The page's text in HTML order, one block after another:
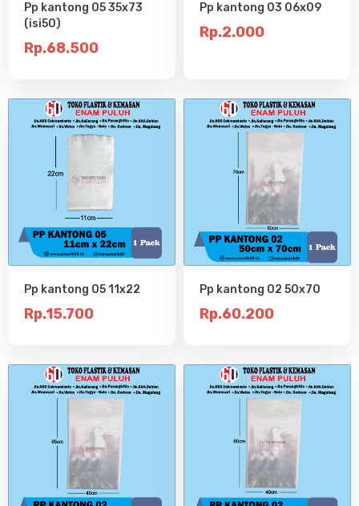
Pp kantong 05 35x73
(isi50)
Rp.68.500
Pp kantong 03 06x09
Rp.2.000
Pp kantong 05 11x22
Rp.15.700
Pp kantong 02 50x70
Rp.60.200